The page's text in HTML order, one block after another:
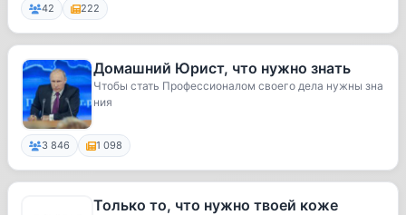
42 222
Домашний Юрист, что нужно знать
Чтобы стать Профессионалом своего дела нужны зна
ния
3 846 1 098
Только то, что нужно твоей коже